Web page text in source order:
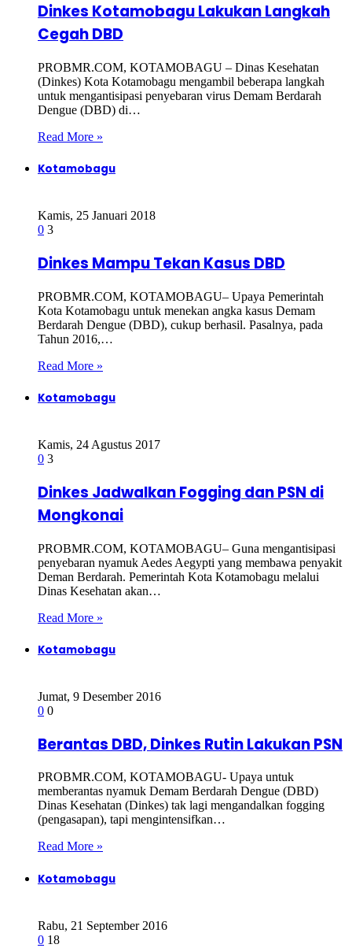
Dinkes Kotamobagu Lakukan Langkah
Cegah DBD
PROBMR.COM, KOTAMOBAGU – Dinas Kesehatan
(Dinkes) Kota Kotamobagu mengambil beberapa langkah
untuk mengantisipasi penyebaran virus Demam Berdarah
Dengue (DBD) di…
Read More »
Kotamobagu
Kamis, 25 Januari 2018
0 3
Dinkes Mampu Tekan Kasus DBD
PROBMR.COM, KOTAMOBAGU– Upaya Pemerintah
Kota Kotamobagu untuk menekan angka kasus Demam
Berdarah Dengue (DBD), cukup berhasil. Pasalnya, pada
Tahun 2016,…
Read More »
Kotamobagu
Kamis, 24 Agustus 2017
0 3
Dinkes Jadwalkan Fogging dan PSN di
Mongkonai
PROBMR.COM, KOTAMOBAGU– Guna mengantisipasi
penyebaran nyamuk Aedes Aegypti yang membawa penyakit
Deman Berdarah. Pemerintah Kota Kotamobagu melalui
Dinas Kesehatan akan…
Read More »
Kotamobagu
Jumat, 9 Desember 2016
0 0
Berantas DBD, Dinkes Rutin Lakukan PSN
PROBMR.COM, KOTAMOBAGU- Upaya untuk
memberantas nyamuk Demam Berdarah Dengue (DBD)
Dinas Kesehatan (Dinkes) tak lagi mengandalkan fogging
(pengasapan), tapi mengintensifkan…
Read More »
Kotamobagu
Rabu, 21 September 2016
0 18